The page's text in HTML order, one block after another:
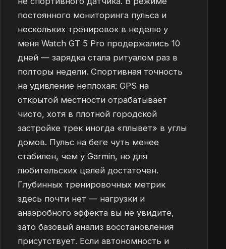
постоянного мониторинга пульса и
нескольких тренировок в неделю у
меня Watch GT 5 Pro продержались 10
дней — зарядка стала ритуалом раз в
полторы недели. Спортивная точность
на удивление неплохая: GPS на
открытой местности отрабатывает
чисто, хотя в плотной городской
застройке трек иногда «плывет» в углы
домов. Пульс на беге чуть менее
стабилен, чем у Garmin, но для
любительских целей достаточен.
Глубинных тренировочных метрик
здесь почти нет — нагрузки и
анаэробного эффекта вы не увидите,
зато базовый анализ восстановления
присутствует. Если автономность и